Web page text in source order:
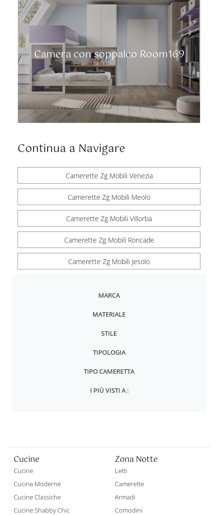
Camera con soppalco Room169
Continua a Navigare
Camerette Zg Mobili Venezia
Camerette Zg Mobili Meolo
Camerette Zg Mobili Villorba
Camerette Zg Mobili Roncade
Camerette Zg Mobili Jesolo
MARCA
MATERIALE
STILE
TIPOLOGIA
TIPO CAMERETTA
I PIÙ VISTI A :
Cucine
Cucine
Cucine Moderne
Cucine Classiche
Cucine Shabby Chic
Zona Notte
Letti
Camerette
Armadi
Comodini